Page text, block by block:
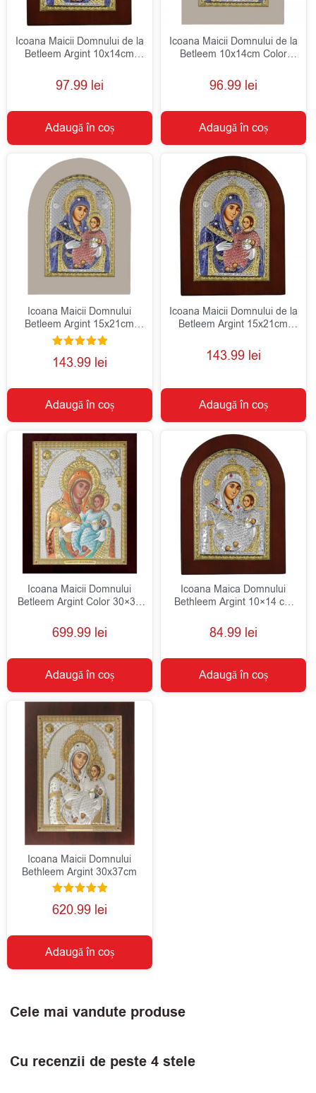
Icoana Maicii Domnului de la
Betleem Argint 10x14cm
97.99 lei
Adaugă în coș
Icoana Maicii Domnului de la
Betleem 10x14cm Color
96.99 lei
Adaugă în coș
Icoana Maicii Domnului
Betleem Argint 15x21cm
Color
Evaluat la
5.00
143.99 lei
Adaugă în coș
Icoana Maicii Domnului de la
Betleem Argint 15x21cm
143.99 lei
Adaugă în coș
Icoana Maicii Domnului
Betleem Argint Color 30×37
699.99 lei
Adaugă în coș
Icoana Maica Domnului
Bethleem Argint 10×14 cm
84.99 lei
Adaugă în coș
Icoana Maicii Domnului
Bethleem Argint 30x37cm
Evaluat la
5.00
620.99 lei
Adaugă în coș
Cele mai vandute produse
Cu recenzii de peste 4 stele